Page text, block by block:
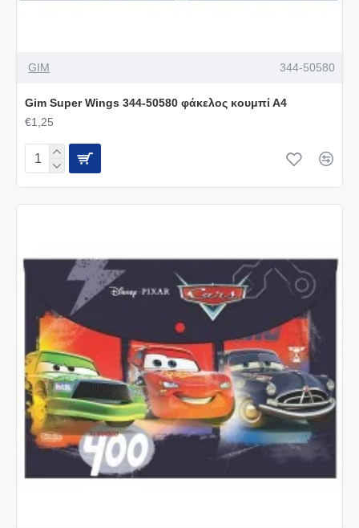
GIM 344-50580
Gim Super Wings 344-50580 φάκελος κουμπί Α4
€1,25